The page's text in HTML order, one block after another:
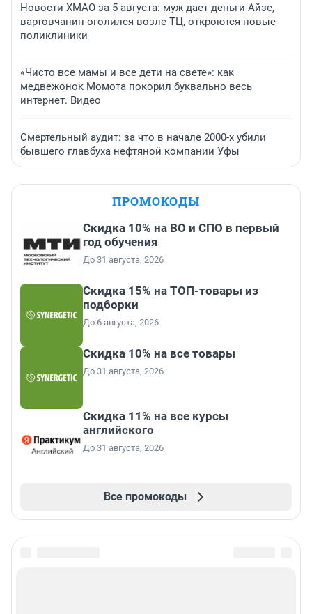
Новости ХМАО за 5 августа: муж дает деньги Айзе,
вартовчанин оголился возле ТЦ, откроются новые
поликлиники
«Чисто все мамы и все дети на свете»: как
медвежонок Момота покорил буквально весь
интернет. Видео
Смертельный аудит: за что в начале 2000-х убили
бывшего главбуха нефтяной компании Уфы
ПРОМОКОДЫ
Скидка 10% на ВО и СПО в первый
год обучения
До 31 августа, 2026
Скидка 15% на ТОП-товары из
подборки
До 6 августа, 2026
Скидка 10% на все товары
До 31 августа, 2026
Скидка 11% на все курсы
английского
До 31 августа, 2026
Все промокоды